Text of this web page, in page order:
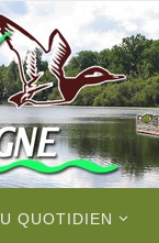
QUOTIDIEN